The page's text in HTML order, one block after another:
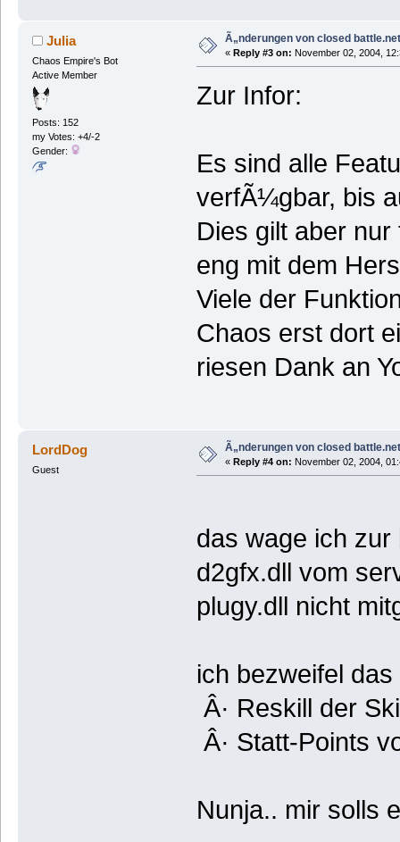
Julia
Chaos Empire's Bot
Active Member
Posts: 152
my Votes: +4/-2
Gender:
Ã„nderungen von closed
« Reply #3 on: November 02, 2004,
Zur Infor:
Es sind alle
verfÃ¼gbar, bis
Dies gilt aber
eng mit dem
Viele der
Chaos erst dort
riesen Dank an
LordDog
Guest
Ã„nderungen von closed
« Reply #4 on: November 02, 2004,
das wage ich
d2gfx.dll vom
plugy.dll nicht
ich bezweifel das
Â· Reskill der
Â· Statt-Points
Nunja.. mir solls